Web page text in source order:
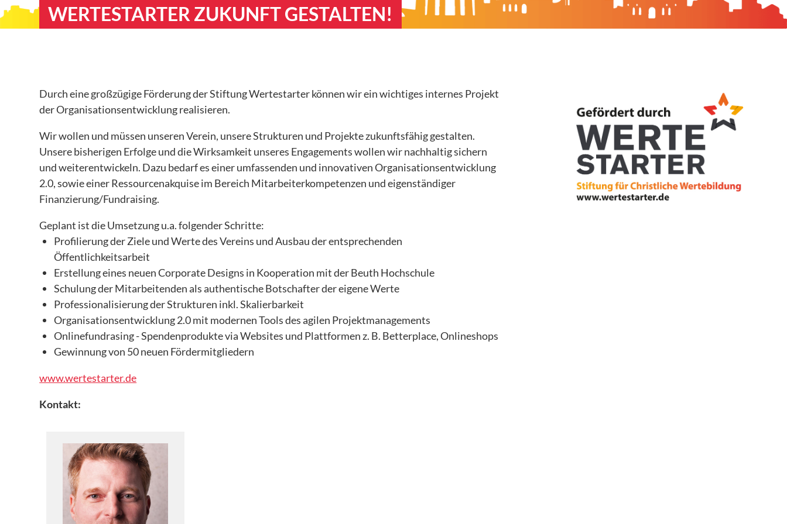
Uzimatele Kenia
WIR GESTALTEN e.V.
Kinderschutz
Presse
PROJEKTE
– Patenschaften - AUF!leben – Zukunft ist jetzt
– Integration als dialogischer Prozess
– WERTESTARTER Zukunft
– Kiezpatenschaften für Flüchtlingskinder
– Greta, Malala & Co
– Begleitforschungsprojekt PERSPEKTIVWECHSEL
– Banat Acher Zaman – die Mädchen von heute
– Tanzprojekt Khatwa – Grenzen verschieben
– Projekt ROCKe(i)T-Rallye
– Familiencafé
– HIER – Herkunft, Identität, Entdeckung (von) Räumen
WERTESTARTER ZUKUNFT GESTALTEN!
Durch eine großzügige Förderung der Stiftung Wertestarter können wir ein wichtiges internes Projekt
der Organisationsentwicklung realisieren.
Wir wollen und müssen unseren Verein, unsere Strukturen und Projekte zukunftsfähig gestalten.
Unsere bisherigen Erfolge und die Wirksamkeit unseres Engagements wollen wir nachhaltig sichern
und weiterentwickeln. Dazu bedarf es einer umfassenden und innovativen Organisationsentwicklung
2.0, sowie einer Ressourcenakquise im Bereich Mitarbeiterkompetenzen und eigenständiger
Finanzierung/Fundraising.
Geplant ist die Umsetzung u.a. folgender Schritte:
Profilierung der Ziele und Werte des Vereins und Ausbau der entsprechenden
Öffentlichkeitsarbeit
Erstellung eines neuen Corporate Designs in Kooperation mit der Beuth Hochschule
Schulung der Mitarbeitenden als authentische Botschafter der eigene Werte
Professionalisierung der Strukturen inkl. Skalierbarkeit
Organisationsentwicklung 2.0 mit modernen Tools des agilen Projektmanagements
Onlinefundrasing - Spendenprodukte via Websites und Plattformen z. B. Betterplace, Onlineshops
Gewinnung von 50 neuen Fördermitgliedern
www.wertestarter.de
Kontakt: